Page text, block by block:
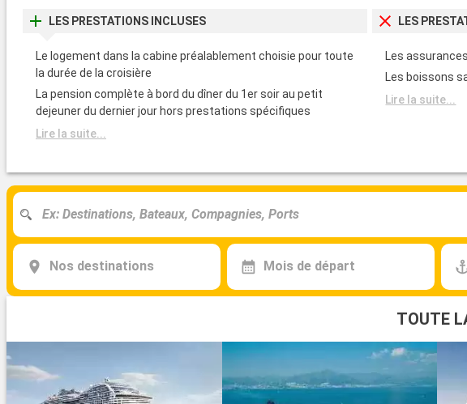
LES PRESTATIONS INCLUSES
Le logement dans la cabine préalablement choisie pour toute
la durée de la croisière
La pension complète à bord du dîner du 1er soir au petit
dejeuner du dernier jour hors prestations spécifiques
Lire la suite...
LES
Les
Les boissons
Lire la suite...
Nos destinations Mois de départ
TOUTE